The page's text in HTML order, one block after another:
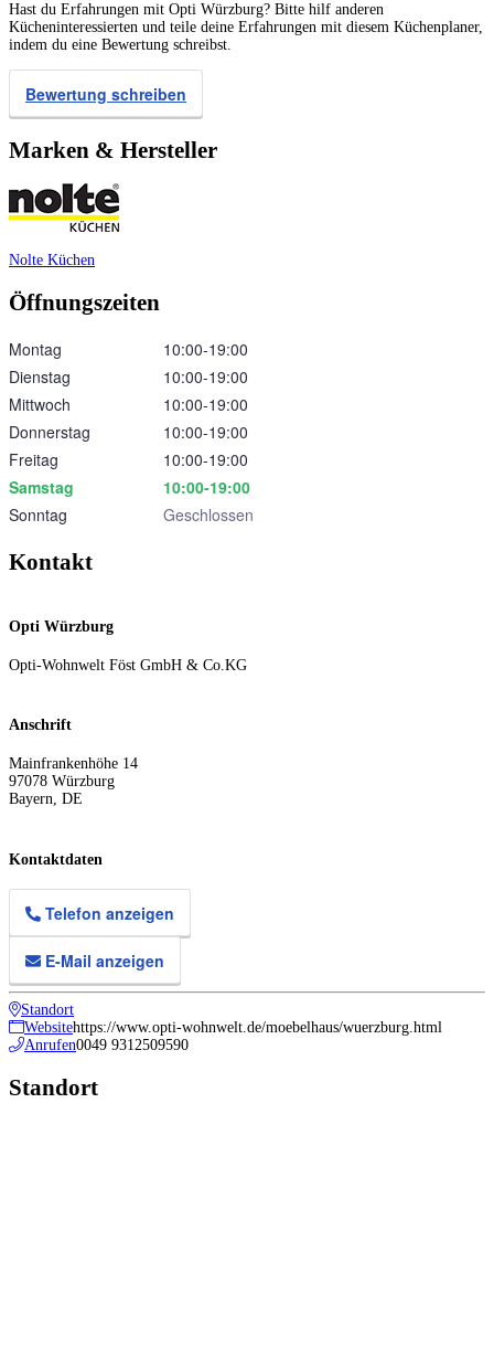
Hast du Erfahrungen mit Opti Würzburg? Bitte hilf anderen
Kücheninteressierten und teile deine Erfahrungen mit diesem Küchenplaner,
indem du eine Bewertung schreibst.
Bewertung schreiben
Marken & Hersteller
Nolte Küchen
Öffnungszeiten
Montag
10:00‑19:00
Dienstag
10:00‑19:00
Mittwoch
10:00‑19:00
Donnerstag
10:00‑19:00
Freitag
10:00‑19:00
Samstag
10:00‑19:00
Sonntag
Geschlossen
Kontakt
Opti Würzburg
Opti-Wohnwelt Föst GmbH & Co.KG
Anschrift
Mainfrankenhöhe 14
97078 Würzburg
Bayern DE
Kontaktdaten
Telefon anzeigen
E-Mail anzeigen
Standort
Websitehttps://www.opti-wohnwelt.de/moebelhaus/wuerzburg.html
Anrufen0049 9312509590
Standort